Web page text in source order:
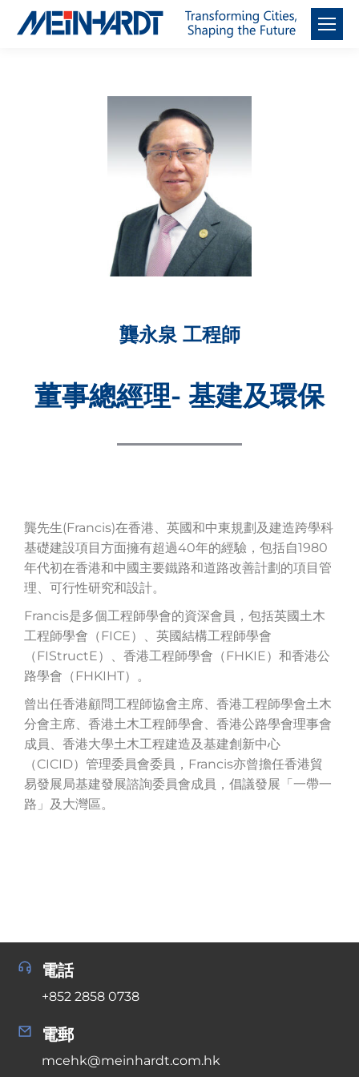
龔永泉 工程師
董事總經理- 基建及環保
龔先生(Francis)在香港、英國和中東規劃及建造跨學科
基礎建設項目方面擁有超過40年的經驗，包括自1980
年代初在香港和中國主要鐵路和道路改善計劃的項目管
理、可行性研究和設計。
Francis是多個工程師學會的資深會員，包括英國土木
工程師學會（FICE）、英國結構工程師學會
（FIStructE）、香港工程師學會（FHKIE）和香港公
路學會（FHKIHT）。
曾出任香港顧問工程師協會主席、香港工程師學會土木
分會主席、香港土木工程師學會、香港公路學會理事會
成員、香港大學土木工程建造及基建創新中心
（CICID）管理委員會委員，Francis亦曾擔任香港貿
易發展局基建發展諮詢委員會成員，倡議發展「一帶一
路」及大灣區。
電話
+852 2858 0738
電郵
mcehk@meinhardt.com.hk